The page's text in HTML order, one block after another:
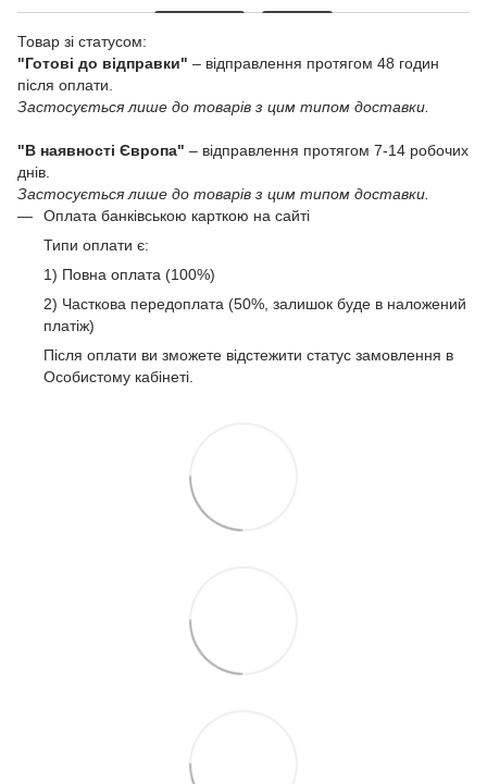
Товар зі статусом:
"Готові до відправки" – відправлення протягом 48 годин
після оплати.
Застосується лише до товарів з цим типом доставки.
"В наявності Європа" – відправлення протягом 7-14 робочих
днів.
Застосується лише до товарів з цим типом доставки.
Оплата банківською карткою на сайті
Типи оплати є:
1) Повна оплата (100%)
2) Часткова передоплата (50%, залишок буде в наложений
платіж)
Після оплати ви зможете відстежити статус замовлення в
Особистому кабінеті.